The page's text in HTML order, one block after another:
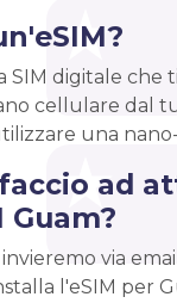
SIM digitale che
cellulare dal
una nano-
ad
Guam?
via
l'eSIM per